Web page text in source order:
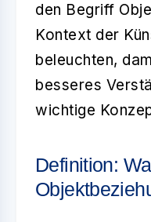
den Begriff
Kontext der
beleuchten,
besseres
wichtige
Definition: